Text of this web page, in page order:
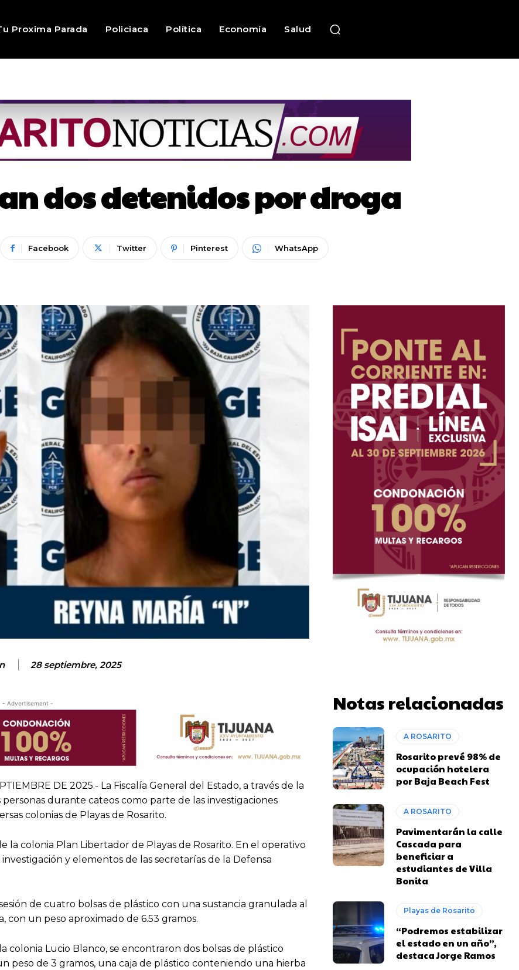
Proxima Parada Policiaca Política Economía Salud
dos detenidos por droga
Facebook Twitter Pinterest WhatsApp
28 septiembre, 2025
- Advertisement -
DE 2025.- La Fiscalía General del Estado, a través de la
durante cateos como parte de las investigaciones
colonias de Playas de Rosarito.
la colonia Plan Libertador de Playas de Rosarito. En el operativo
y elementos de las secretarías de la Defensa
de cuatro bolsas de plástico con una sustancia granulada al
un peso aproximado de 6.53 gramos.
colonia Lucio Blanco, se encontraron dos bolsas de plástico
de 3 gramos, una caja de plástico conteniendo una hierba
Notas relacionadas
A ROSARITO
Rosarito prevé 98% de
ocupación hotelera
por Baja Beach Fest
A ROSARITO
Pavimentarán la calle
Cascada para
beneficiar a
estudiantes de Villa
Bonita
Playas de Rosarito
“Podremos estabilizar
el estado en un año”,
destaca Jorge Ramos